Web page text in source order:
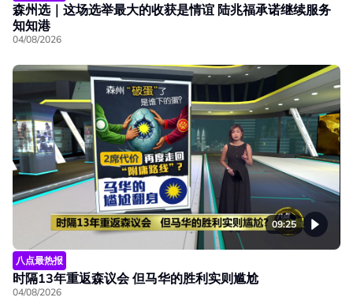
森州选｜这场选举最大的收获是情谊 陆兆福承诺继续服务
知知港
04/08/2026
09:25
八点最热报
时隔13年重返森议会 但马华的胜利实则尴尬
04/08/2026